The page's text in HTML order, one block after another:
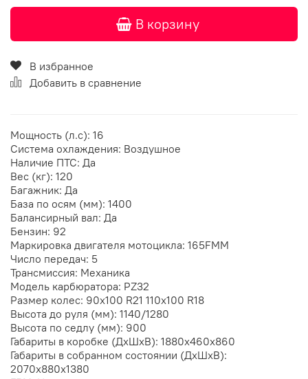
В корзину
В избранное
Добавить в сравнение
Мощность (л.с): 16
Система охлаждения: Воздушное
Наличие ПТС: Да
Вес (кг): 120
Багажник: Да
База по осям (мм): 1400
Балансирный вал: Да
Бензин: 92
Маркировка двигателя мотоцикла: 165FMM
Число передач: 5
Трансмиссия: Механика
Модель карбюратора: PZ32
Размер колес: 90х100 R21 110х100 R18
Высота до руля (мм): 1140/1280
Высота по седлу (мм): 900
Габариты в коробке (ДхШхВ): 1880х460х860
Габариты в собранном состоянии (ДхШхВ):
2070х880х1380